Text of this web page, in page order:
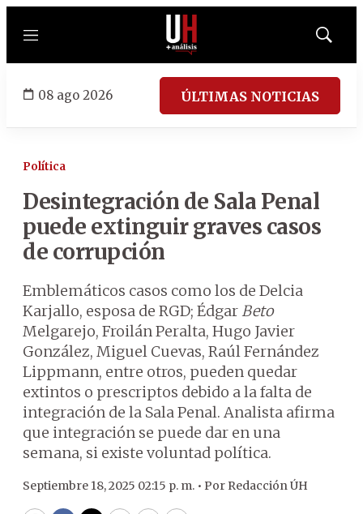
Menú
Mostrar
08 ago 2026 ÚLTIMAS NOTICIAS
Política
Desintegración de Sala Penal
puede extinguir graves casos
de corrupción
Emblemáticos casos como los de Delcia
Karjallo, esposa de RGD; ÉdgarBeto
Melgarejo, Froilán Peralta, Hugo Javier
González, Miguel Cuevas, Raúl Fernández
Lippmann, entre otros, pueden quedar
extintos o prescriptos debido a la falta de
integración de la Sala Penal. Analista afirma
que integración se puede dar en una
semana, si existe voluntad política.
Septiembre 18, 2025 02:15 p. m. • Por Redacción ÚH